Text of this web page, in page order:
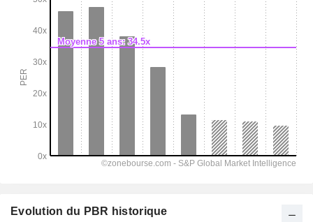
Evolution du PBR historique